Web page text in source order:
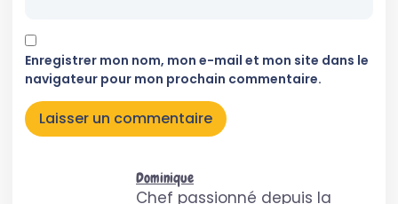
Enregistrer mon nom, mon e-mail et mon site dans le
navigateur pour mon prochain commentaire.
Dominique
Chef passionné depuis la